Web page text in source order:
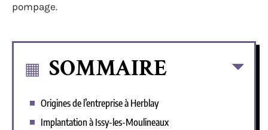
pompage.
SOMMAIRE
Origines de l’entreprise à Herblay
Implantation à Issy-les-Moulineaux